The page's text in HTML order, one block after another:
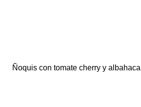
Ñoquis con tomate cherry y albahaca